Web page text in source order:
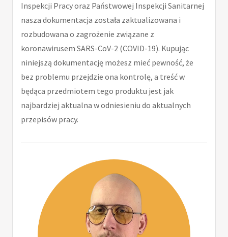
Inspekcji Pracy oraz Państwowej Inspekcji Sanitarnej
nasza dokumentacja została zaktualizowana i
rozbudowana o zagrożenie związane z
koronawirusem SARS-CoV-2 (COVID-19). Kupując
niniejszą dokumentację możesz mieć pewność, że
bez problemu przejdzie ona kontrolę, a treść w
będąca przedmiotem tego produktu jest jak
najbardziej aktualna w odniesieniu do aktualnych
przepisów pracy.